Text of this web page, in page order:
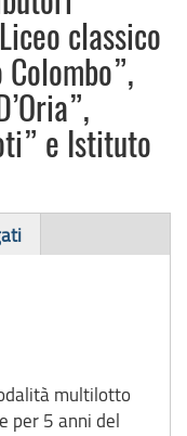
classico
e Istituto
multilotto
per 5 anni del